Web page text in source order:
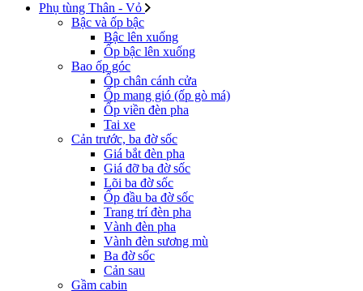
Phụ tùng Thân - Vỏ
Bậc và ốp bậc
Bậc lên xuống
Ốp bậc lên xuống
Bao ốp góc
Ốp chân cánh cửa
Ốp mang gió (ốp gò má)
Ốp viền đèn pha
Tai xe
Cản trước, ba đờ sốc
Giá bắt đèn pha
Giá đỡ ba đờ sốc
Lõi ba đờ sốc
Ốp đầu ba đờ sốc
Trang trí đèn pha
Vành đèn pha
Vành đèn sương mù
Ba đờ sốc
Cản sau
Gầm cabin